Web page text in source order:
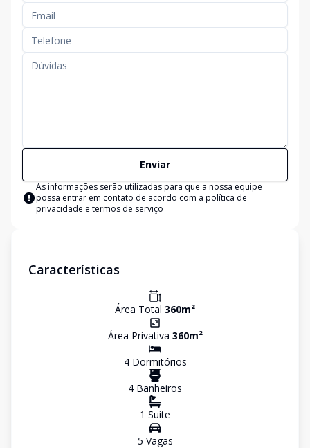
Enviar
As informações serão utilizadas para que a nossa equipe
possa entrar em contato de acordo com a política de
privacidade e termos de serviço
Características
Área Total 360m²
Área Privativa 360m²
4Dormitórios
4 Banheiros
1 Suíte
5 Vagas